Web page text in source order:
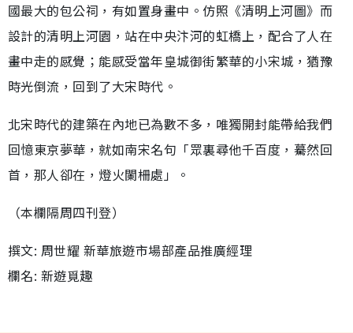
國最大的包公祠，有如置身畫中。仿照《清明上河圖》而
設計的清明上河園，站在中央汴河的虹橋上，配合了人在
畫中走的感覺；能感受當年皇城御街繁華的小宋城，猶豫
時光倒流，回到了大宋時代。
北宋時代的建築在內地已為數不多，唯獨開封能帶給我們
回憶東京夢華，就如南宋名句「眾裏尋他千百度，驀然回
首，那人卻在，燈火闌柵處」。
（本欄隔周四刊登）
撰文: 周世耀 新華旅遊市場部產品推廣經理
欄名: 新遊覓趣